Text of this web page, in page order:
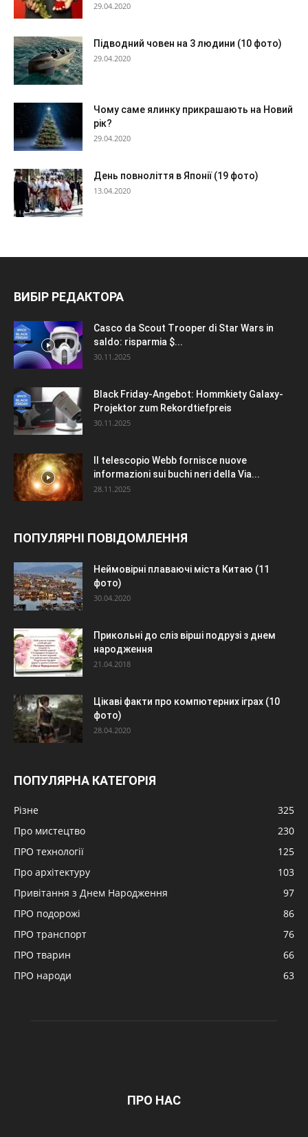
29.04.2020
Підводний човен на 3 людини (10 фото)
29.04.2020
Чому саме ялинку прикрашають на Новий
рік?
29.04.2020
День повноліття в Японії (19 фото)
13.04.2020
ВИБІР РЕДАКТОРА
Casco da Scout Trooper di Star Wars in
saldo: risparmia $...
30.11.2025
Black Friday-Angebot: Hommkiety Galaxy-
Projektor zum Rekordtiefpreis
30.11.2025
Il telescopio Webb fornisce nuove
informazioni sui buchi neri della Via...
28.11.2025
ПОПУЛЯРНІ ПОВІДОМЛЕННЯ
Неймовірні плаваючі міста Китаю (11
фото)
30.04.2020
Прикольні до сліз вірші подрузі з днем
народження
21.04.2018
Цікаві факти про компютерних іграх (10
фото)
28.04.2020
ПОПУЛЯРНА КАТЕГОРІЯ
Різне
325
Про мистецтво
230
ПРО технології
125
Про архітектуру
103
Привітання з Днем Народження
97
ПРО подорожі
86
ПРО транспорт
76
ПРО тварин
66
ПРО народи
63
ПРО НАС